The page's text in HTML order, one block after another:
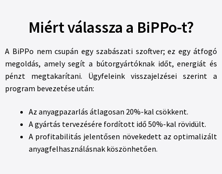
Miért válassza a BiPPo-t?
A BiPPo nem csupán egy szabászati szoftver; ez egy átfogó
megoldás, amely segít a bútorgyártóknak időt, energiát és
pénzt megtakarítani. Ügyfeleink visszajelzései szerint a
program bevezetése után:
Az anyagpazarlás átlagosan 20%-kal csökkent.
A gyártás tervezésére fordított idő 50%-kal rövidült.
A profitabilitás jelentősen növekedett az optimalizált
anyagfelhasználásnak köszönhetően.